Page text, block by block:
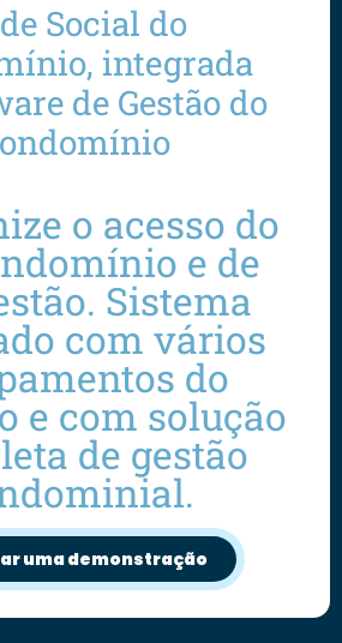
Social do
integrada
de Gestão do
o acesso do
e de
Sistema
com vários
do
e com solução
de gestão
uma demonstração